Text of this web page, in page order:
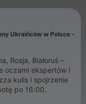
Ukraińców w Polsce -
Rosja, Białoruś –
oczami ekspertów i
kulis i spojrzenie
po 16:00.